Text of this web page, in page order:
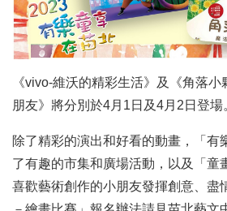
《vivo-維沃的精彩生活》及《角落
朋友》將分別於4月1日及4月2日登場
除了精彩的演出和好看的動畫，「有
了有趣的市集和廣場活動，以及「童
喜歡藝術創作的小朋友發揮創意、盡